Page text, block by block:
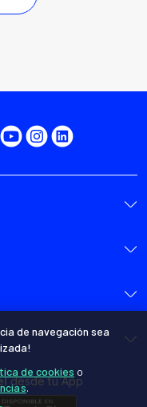
de navegación sea
de cookies o
.